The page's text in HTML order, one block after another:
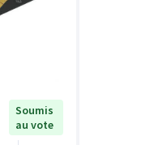
Soumis
au vote